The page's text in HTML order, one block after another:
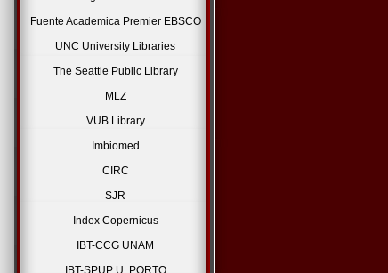
Fuente Academica Premier EBSCO
UNC University Libraries
The Seattle Public Library
MLZ
VUB Library
Imbiomed
CIRC
SJR
Index Copernicus
IBT-CCG UNAM
IBT-SPUP U. PORTO